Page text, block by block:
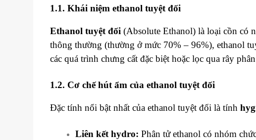
1.1. Khái niệm ethanol tuyệt đối
Ethanol tuyệt đối (Absolute Ethanol) là loại cồn có
thông thường (thường ở mức 70% – 96%), ethanol
các quá trình chưng cất đặc biệt hoặc lọc qua rây
1.2. Cơ chế hút ẩm của ethanol tuyệt đối
Đặc tính nổi bật nhất của ethanol tuyệt đối là tính
Liên kết hydro: Phân tử ethanol có nhóm